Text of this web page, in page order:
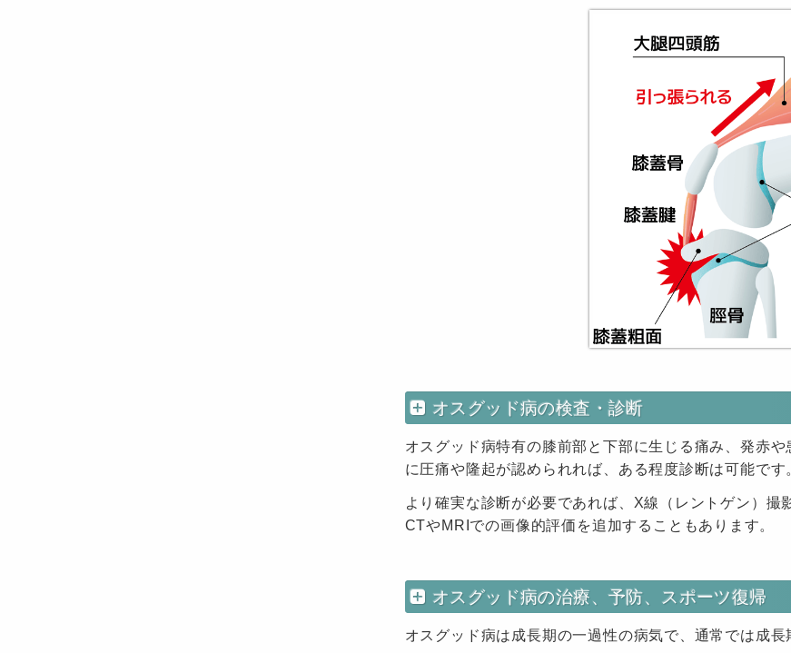
オスグッド病の検査・診断
オスグッド病特有の膝前部と下部に生じる痛み、発赤
に圧痛や隆起が認められれば、ある程度診断は可能です
より確実な診断が必要であれば、X線（レントゲン）撮
CTやMRIでの画像的評価を追加することもあります。
オスグッド病の治療、予防、スポーツ復帰
オスグッド病は成長期の一過性の病気で、通常では成